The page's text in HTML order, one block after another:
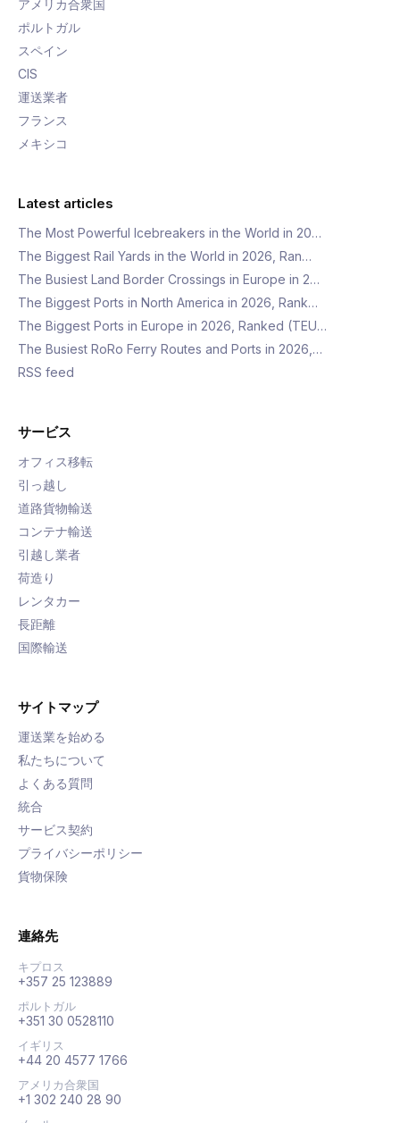
アメリカ合衆国
ポルトガル
スペイン
CIS
運送業者
フランス
メキシコ
Latest articles
The Most Powerful Icebreakers in the World in 20…
The Biggest Rail Yards in the World in 2026, Ran…
The Busiest Land Border Crossings in Europe in 2…
The Biggest Ports in North America in 2026, Rank…
The Biggest Ports in Europe in 2026, Ranked (TEU…
The Busiest RoRo Ferry Routes and Ports in 2026,…
RSS feed
サービス
オフィス移転
引っ越し
道路貨物輸送
コンテナ輸送
引越し業者
荷造り
レンタカー
長距離
国際輸送
サイトマップ
運送業を始める
私たちについて
よくある質問
統合
サービス契約
プライバシーポリシー
貨物保険
連絡先
キプロス
+357 25 123889
ポルトガル
+351 30 0528110
イギリス
+44 20 4577 1766
アメリカ合衆国
+1 302 240 28 90